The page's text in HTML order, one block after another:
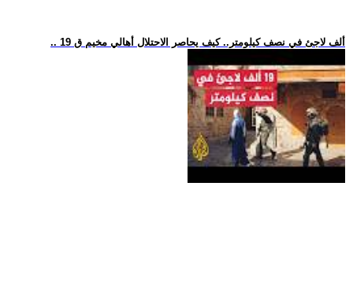
.. 19 ألف لاجئ في نصف كيلومتر.. كيف يحاصر الاحتلال أهالي مخيم ق